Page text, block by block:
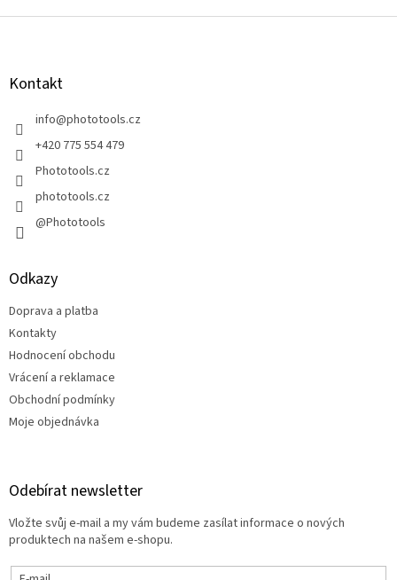
Z
Kontakt
info@phototools.cz
+420 775 554 479
Phototools.cz
phototools.cz
@Phototools
Odkazy
Doprava a platba
Kontakty
Hodnocení obchodu
Vrácení a reklamace
Obchodní podmínky
Moje objednávka
Odebírat newsletter
Vložte svůj e-mail a my vám budeme zasílat informace o nových
produktech na našem e-shopu.